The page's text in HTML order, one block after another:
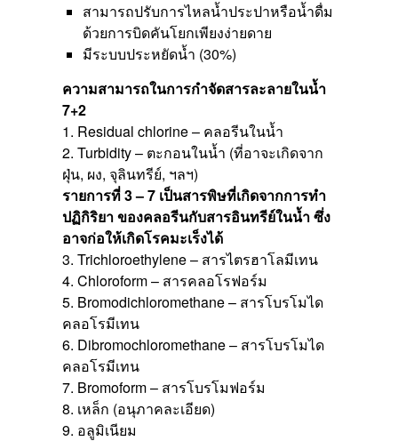
สามารถปรับการไหลน้ำประปาหรือน้ำดื่ม
ด้วยการบิดคันโยกเพียงง่ายดาย
มีระบบประหยัดน้ำ (30%)
ความสามารถในการกำจัดสารละลายในน้ำ
7+2
1. Residual chlorine – คลอรีนในน้ำ
2. Turbidity – ตะกอนในน้ำ (ที่อาจะเกิดจาก
ฝุ่น, ผง, จุลินทรีย์, ฯลฯ)
รายการที่ 3 – 7 เป็นสารพิษที่เกิดจากการทำ
ปฏิกิริยา ของคลอรีนกับสารอินทรีย์ในน้ำ ซึ่ง
อาจก่อให้เกิดโรคมะเร็งได้
3. Trichloroethylene – สารไตรฮาโลมีเทน
4. Chloroform – สารคลอโรฟอร์ม
5. Bromodichloromethane – สารโบรโมได
คลอโรมีเทน
6. Dibromochloromethane – สารโบรโมได
คลอโรมีเทน
7. Bromoform – สารโบรโมฟอร์ม
8. เหล็ก (อนุภาคละเอียด)
9. อลูมิเนียม